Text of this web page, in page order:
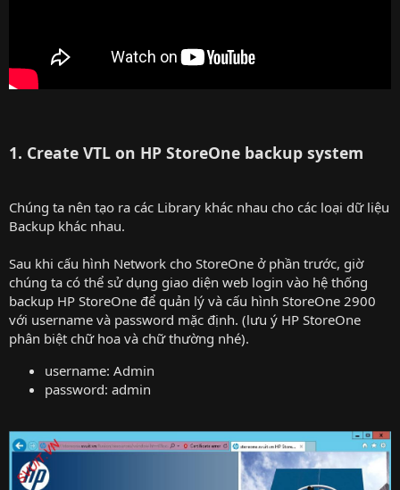
1. Create VTL on HP StoreOne backup system
Chúng ta nên tạo ra các Library khác nhau cho các loại dữ liệu
Backup khác nhau.
Sau khi cấu hình Network cho StoreOne ở phần trước, giờ
chúng ta có thể sử dụng giao diện web login vào hệ thống
backup HP StoreOne để quản lý và cấu hình StoreOne 2900
với username và password mặc định. (lưu ý HP StoreOne
phân biệt chữ hoa và chữ thường nhé).
username: Admin
password: admin